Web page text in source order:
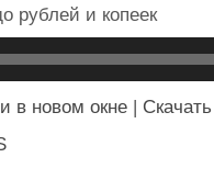
рублей и копеек
в новом окне | Скачать